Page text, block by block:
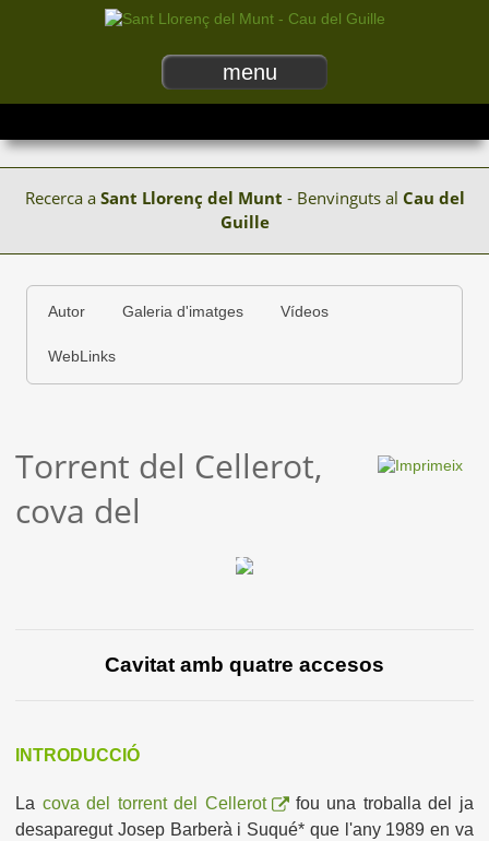
menu
Recerca a Sant Llorenç del Munt - Benvinguts al Cau del
Guille
Autor Galeria d'imatges Vídeos
WebLinks
Torrent del Cellerot,
cova del
Cavitat amb quatre accesos
INTRODUCCIÓ
La cova del torrent del Cellerot
fou una troballa del ja
desaparegut Josep Barberà i Suqué* que l'any 1989 en va